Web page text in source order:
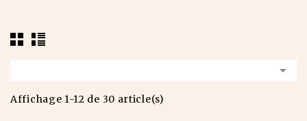

Affichage 1-12 de 30 article(s)